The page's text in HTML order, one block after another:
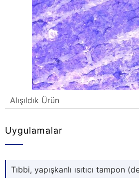
Alışıldık Ürün
Uygulamalar
Tıbbi, yapışkanlı ısıtıcı tampon